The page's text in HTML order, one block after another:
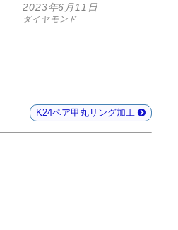
2023年6月11日
ダイヤモンド
K24ペア甲丸リング加工